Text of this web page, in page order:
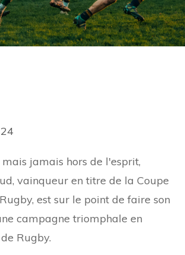
jamais hors de l'esprit,
vainqueur en titre de la Coupe
est sur le point de faire son
campagne triomphale en
Rugby.